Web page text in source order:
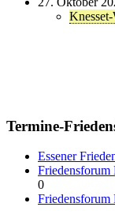
Termine-
Essener
Friedensforum
0
Friedensforum